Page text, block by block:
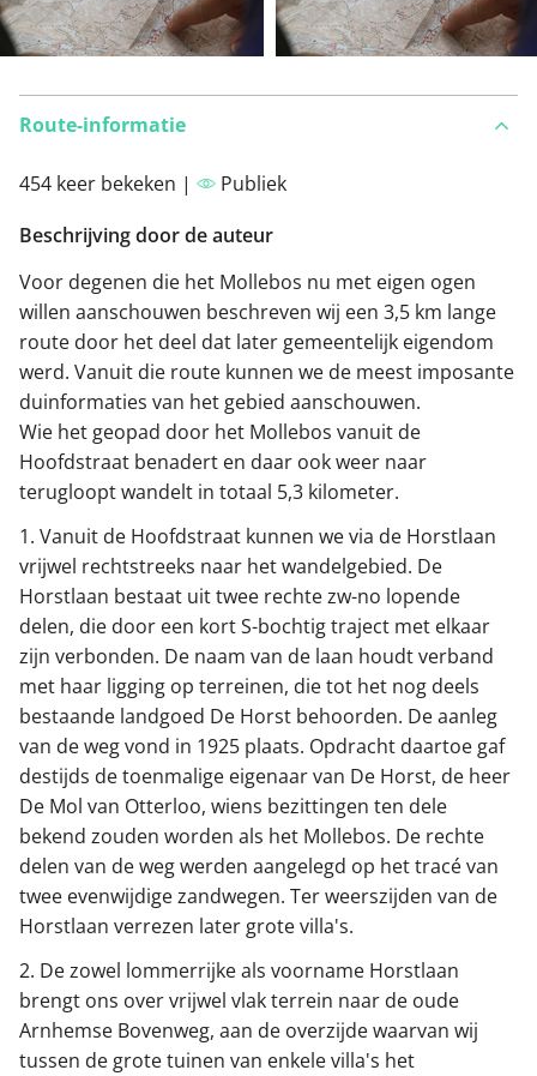
Route-informatie
454 keer bekeken |
Publiek
Beschrijving door de auteur
Voor degenen die het Mollebos nu met eigen ogen
willen aanschouwen beschreven wij een 3,5 km lange
route door het deel dat later gemeentelijk eigendom
werd. Vanuit die route kunnen we de meest imposante
duinformaties van het gebied aanschouwen.
Wie het geopad door het Mollebos vanuit de
Hoofdstraat benadert en daar ook weer naar
terugloopt wandelt in totaal 5,3 kilometer.
1. Vanuit de Hoofdstraat kunnen we via de Horstlaan
vrijwel rechtstreeks naar het wandelgebied. De
Horstlaan bestaat uit twee rechte zw-no lopende
delen, die door een kort S-bochtig traject met elkaar
zijn verbonden. De naam van de laan houdt verband
met haar ligging op terreinen, die tot het nog deels
bestaande landgoed De Horst behoorden. De aanleg
van de weg vond in 1925 plaats. Opdracht daartoe gaf
destijds de toenmalige eigenaar van De Horst, de heer
De Mol van Otterloo, wiens bezittingen ten dele
bekend zouden worden als het Mollebos. De rechte
delen van de weg werden aangelegd op het tracé van
twee evenwijdige zandwegen. Ter weerszijden van de
Horstlaan verrezen later grote villa's.
2. De zowel lommerrijke als voorname Horstlaan
brengt ons over vrijwel vlak terrein naar de oude
Arnhemse Bovenweg, aan de overzijde waarvan wij
tussen de grote tuinen van enkele villa's het